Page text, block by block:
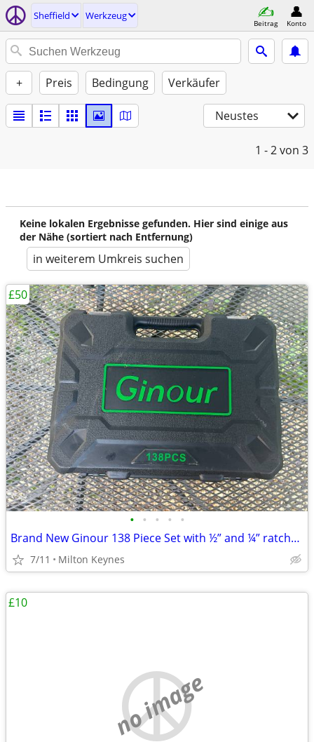
Sheffield Werkzeug
Beitrag Konto
+ Preis Bedingung Verkäufer
Neustes
1 - 2von 3
Keine lokalen Ergebnisse gefunden. Hier sind einige aus
der Nähe (sortiert nach Entfernung)
in weiterem Umkreis suchen
• • • • •
Brand New Ginour 138 Piece Set with ½” and ¼” ratchet set with ¼” scre
7/11 Milton Keynes
£50
no image
£10